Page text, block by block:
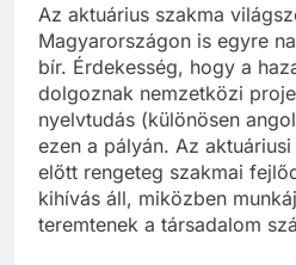
Az aktuárius szakma
Magyarországon is egyre
bír. Érdekesség, hogy a
dolgoznak nemzetközi
nyelvtudás (különösen
ezen a pályán. Az
előtt rengeteg szakmai
kihívás áll, miközben
teremtenek a társadalom